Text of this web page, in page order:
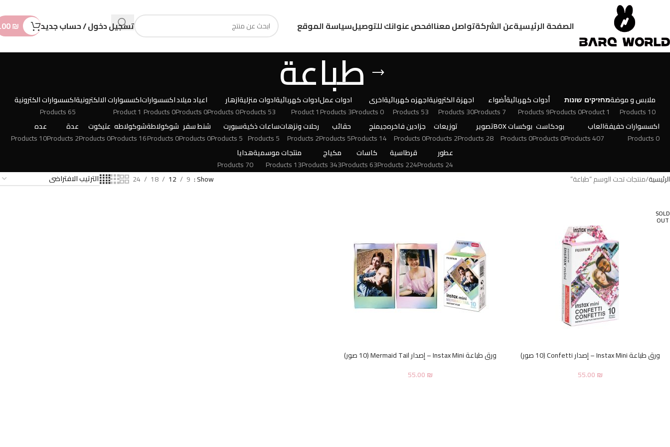
الصفحة الرئيسيةعن الشركةتواصل معناافحص عنوانك للتوصيلسياسة الموقع تسجيل دخول / حساب جديد ₪
طباعة
ملابس و موضة
10 Products
מחזיקים
1 Product
שונות
0 Products
أدوات كهربائية
9 Products
أضواء
7 Products
اجهزة الكترونية
30 Products
اجهزه كهربائية
53 Products
اخرى
0 Products
ادوات عمل
3 Products
ادوات كهربائية
1 Product
ادوات منزلية
53 Products
ازهار
0 Products
اعياد ميلاد
0 Products
اكسسوارات
0 Products
اكسسوارات الالكترونية
1 Product
اكسسوارات الكترونية
65 Products
اكسسوارات خفيفة
0 Products
العاب
407 Products
بودكاست
0 Products
بوكسات BOX
0 Products
تصوير
28 Products
توزيعات
2 Products
جزادين فاخره
0 Products
جيمنج
14 Products
حقائب
5 Products
رحلات ونزهات
2 Products
ساعات ذكية
5 Products
سبورت
5 Products
شنط سفر
0 Products
شوكولاطة
0 Products
شوكولاطه
16 Products
عتيكوت
0 Products
عدة
2 Products
عده
10 Products
عطور
24 Products
قرطاسية
224 Products
كاسات
63 Products
مكياج
343 Products
منتجات موسمية
13 Products
هدايا
70 Products
الرئيسية منتجات تحت الوسم “طباعة” Show
9
12
18
24
SOLD
OUT
ورق طباعة Instax Mini – إصدار Confetti (10 صور)
55.00₪
ورق طباعة Instax Mini – إصدار Mermaid Tail (10 صور)
55.00₪